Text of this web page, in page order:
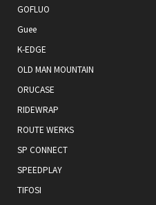
GOFLUO
Guee
K-EDGE
OLD MAN MOUNTAIN
ORUCASE
RIDEWRAP
ROUTE WERKS
SP CONNECT
SPEEDPLAY
TIFOSI